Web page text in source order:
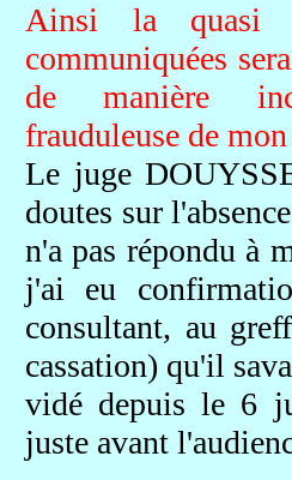
Ainsi la quasi
communiquées
de manière
frauduleuse de
Le juge
doutes sur
n'a pas répondu à
j'ai eu
consultant, au
cassation) qu'il
vidé depuis le 6
juste avant